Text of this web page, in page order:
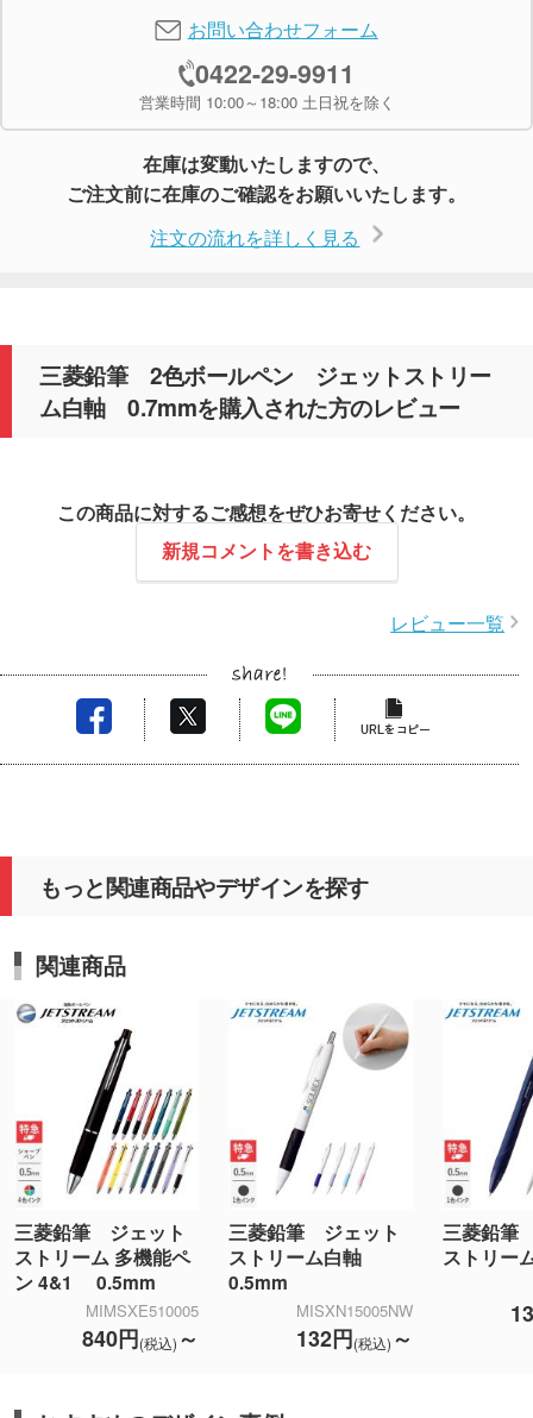
お問い合わせフォーム
0422-29-9911
営業時間 10:00～18:00 土日祝を除く
在庫は変動いたしますので、
ご注文前に在庫のご確認をお願いいたします。
注文の流れを詳しく見る
三菱鉛筆 2色ボールペン ジェットストリー
ム白軸 0.7mmを購入された方のレビュー
この商品に対するご感想をぜひお寄せください。
新規コメントを書き込む
レビュー一覧
もっと関連商品やデザインを探す
関連商品
三菱鉛筆 ジェット
ストリーム 多機能ペ
ン 4&1 0.5mm
MIMSXE510005
840円(税込) ～
三菱鉛筆 ジェット
ストリーム白軸
0.5mm
MISXN15005NW
132円(税込) ～
三菱鉛筆
ストリー